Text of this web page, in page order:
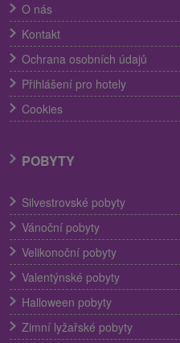
O nás
Kontakt
Ochrana osobních údajů
Přihlášení pro hotely
Cookies
POBYTY
Silvestrovské pobyty
Vánoční pobyty
Velikonoční pobyty
Valentýnské pobyty
Halloween pobyty
Zimní lyžařské pobyty